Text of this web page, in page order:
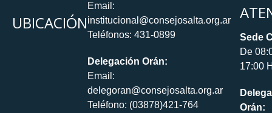
UBICACIÓN
Email:
institucional@consejosalta.org.ar
Teléfonos: 431-0899
Delegación Orán:
Email:
delegoran@consejosalta.org.ar
Teléfono: (03878)421-764
Sede
De
17:00
Orán: